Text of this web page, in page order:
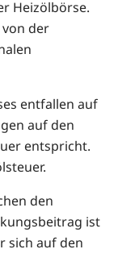
Heizölbörse.
der
entfallen auf
auf den
entspricht.
den
ist
sich auf den